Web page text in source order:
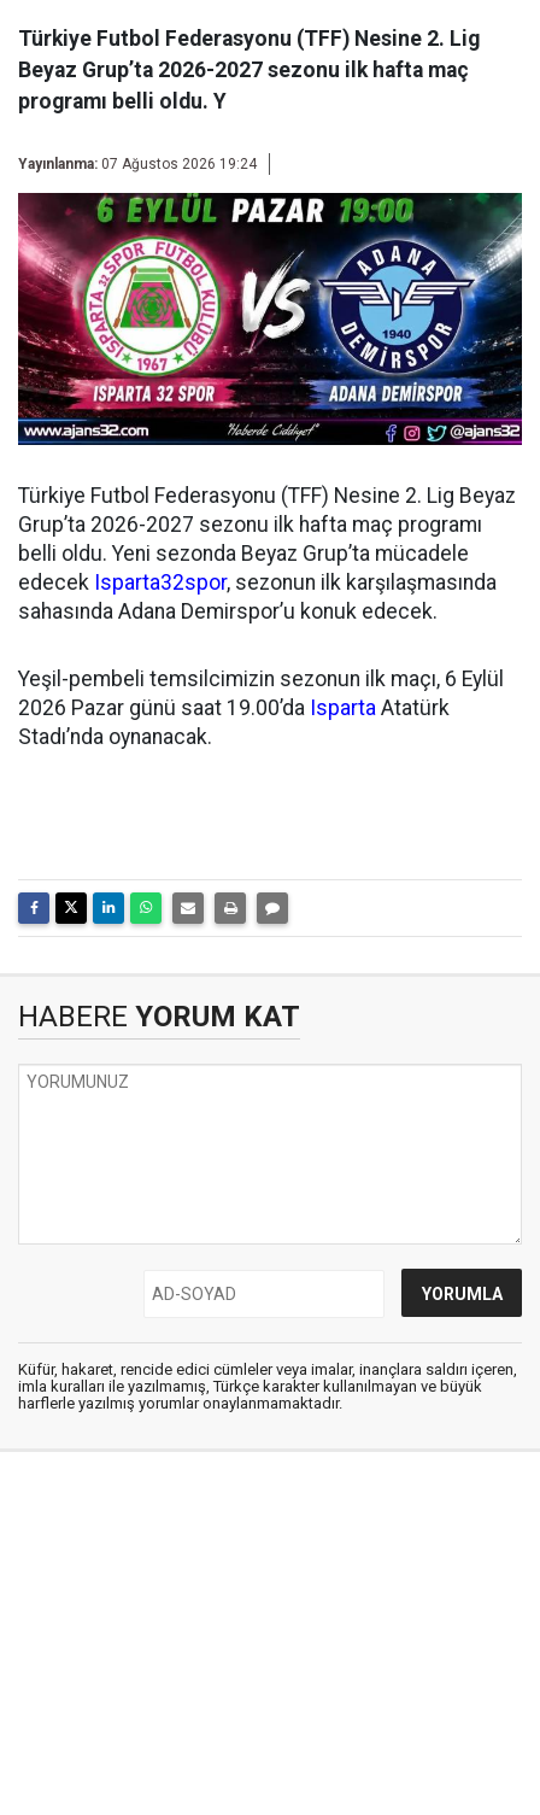
Türkiye Futbol Federasyonu (TFF) Nesine 2. Lig
Beyaz Grup’ta 2026-2027 sezonu ilk hafta maç
programı belli oldu. Y
Yayınlanma: 07 Ağustos 2026 19:24
Türkiye Futbol Federasyonu (TFF) Nesine 2. Lig Beyaz
Grup’ta 2026-2027 sezonu ilk hafta maç programı
belli oldu. Yeni sezonda Beyaz Grup’ta mücadele
edecek Isparta32spor, sezonun ilk karşılaşmasında
sahasında Adana Demirspor’u konuk edecek.
Yeşil-pembeli temsilcimizin sezonun ilk maçı, 6 Eylül
2026 Pazar günü saat 19.00’da Isparta Atatürk
Stadı’nda oynanacak.
HABERE YORUM KAT
Küfür, hakaret, rencide edici cümleler veya imalar, inançlara saldırı içeren,
imla kuralları ile yazılmamış, Türkçe karakter kullanılmayan ve büyük
harflerle yazılmış yorumlar onaylanmamaktadır.